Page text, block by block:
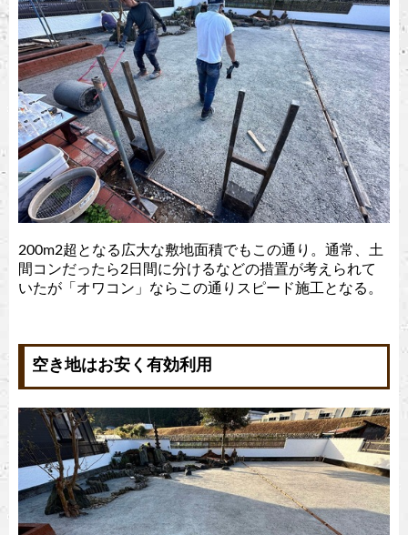
200m2超となる広大な敷地面積でもこの通り。通常、土
間コンだったら2日間に分けるなどの措置が考えられて
いたが「オワコン」ならこの通りスピード施工となる。
空き地はお安く有効利用